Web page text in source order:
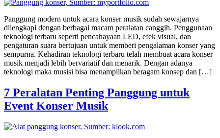
Panggung modern untuk acara konser musik sudah sewajarnya
dilengkapi dengan berbagai macam peralatan canggih. Penggunaan
teknologi terbaru seperti pencahayaan LED, efek visual, dan
pengaturan suara bertujuan untuk memberi pengalaman konser yang
sempurna. Kehadiran teknologi terbaru telah membuat acara konser
musik menjadi lebih bervariatif dan menarik. Dengan adanya
teknologi maka musisi bisa menampilkan beragam konsep dan […]
7 Peralatan Penting Panggung untuk
Event Konser Musik